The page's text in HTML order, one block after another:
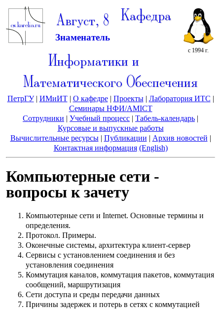
Август, 8
Знаменатель
с 1994 г.
Кафедра
Информатики и
Математического Обеспечения
ПетрГУ| ИМиИТ| О кафедре| Проекты| Лаборатория ИТС |
Семинары НФИ/AMICT
Сотрудники | Учебный процесс | Табель-календарь |
Курсовые и выпускные работы
Вычислительные ресурсы| Публикации | Архив новостей |
Контактная информация (English)
Компьютерные сети -
вопросы к зачету
Компьютерные сети и Internet. Основные термины и
определения.
Протокол. Примеры.
Оконечные системы, архитектура клиент-сервер
Сервисы с установлением соединения и без
установления соединения
Коммутация каналов, коммутация пакетов, коммутация
сообщений, маршрутизация
Сети доступа и среды передачи данных
Причины задержек и потерь в сетях с коммутацией